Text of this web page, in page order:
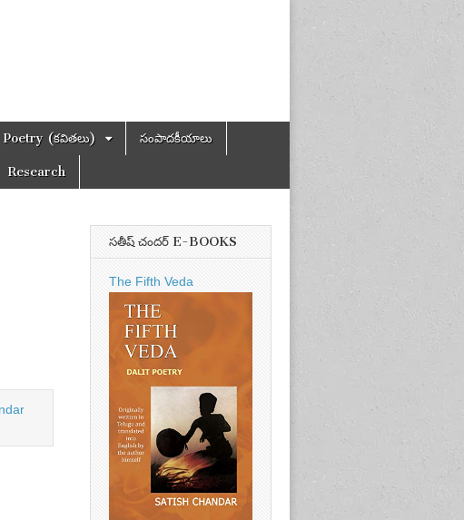
Poetry (కవితలు) సంపాదకీయాలు
Research
సతీష్ చందర్ E-BOOKS
The Fifth Veda